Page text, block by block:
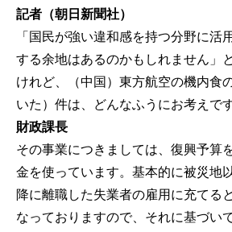
記者（朝日新聞社）
「国民が強い違和感を持つ分野に活
する余地はあるのかもしれません」
けれど、（中国）東方航空の機内食
いた）件は、どんなふうにお考えです
財政課長
その事業につきましては、復興予算
金を使っています。基本的に被災地
降に離職した失業者の雇用に充てる
なっておりますので、それに基づい